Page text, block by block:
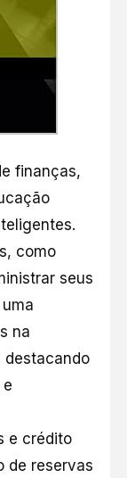
finanças,
como
seus
na
destacando
e crédito
de reservas